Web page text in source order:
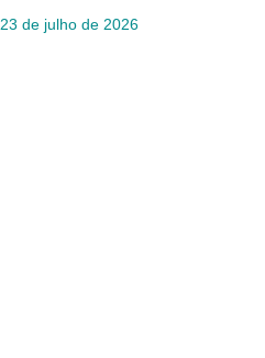
23 de julho de 2026